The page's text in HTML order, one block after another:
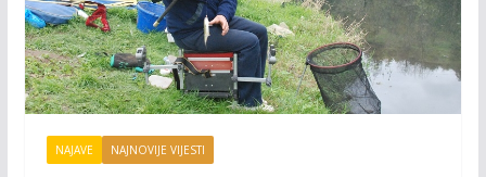
NAJAVE NAJNOVIJE VIJESTI